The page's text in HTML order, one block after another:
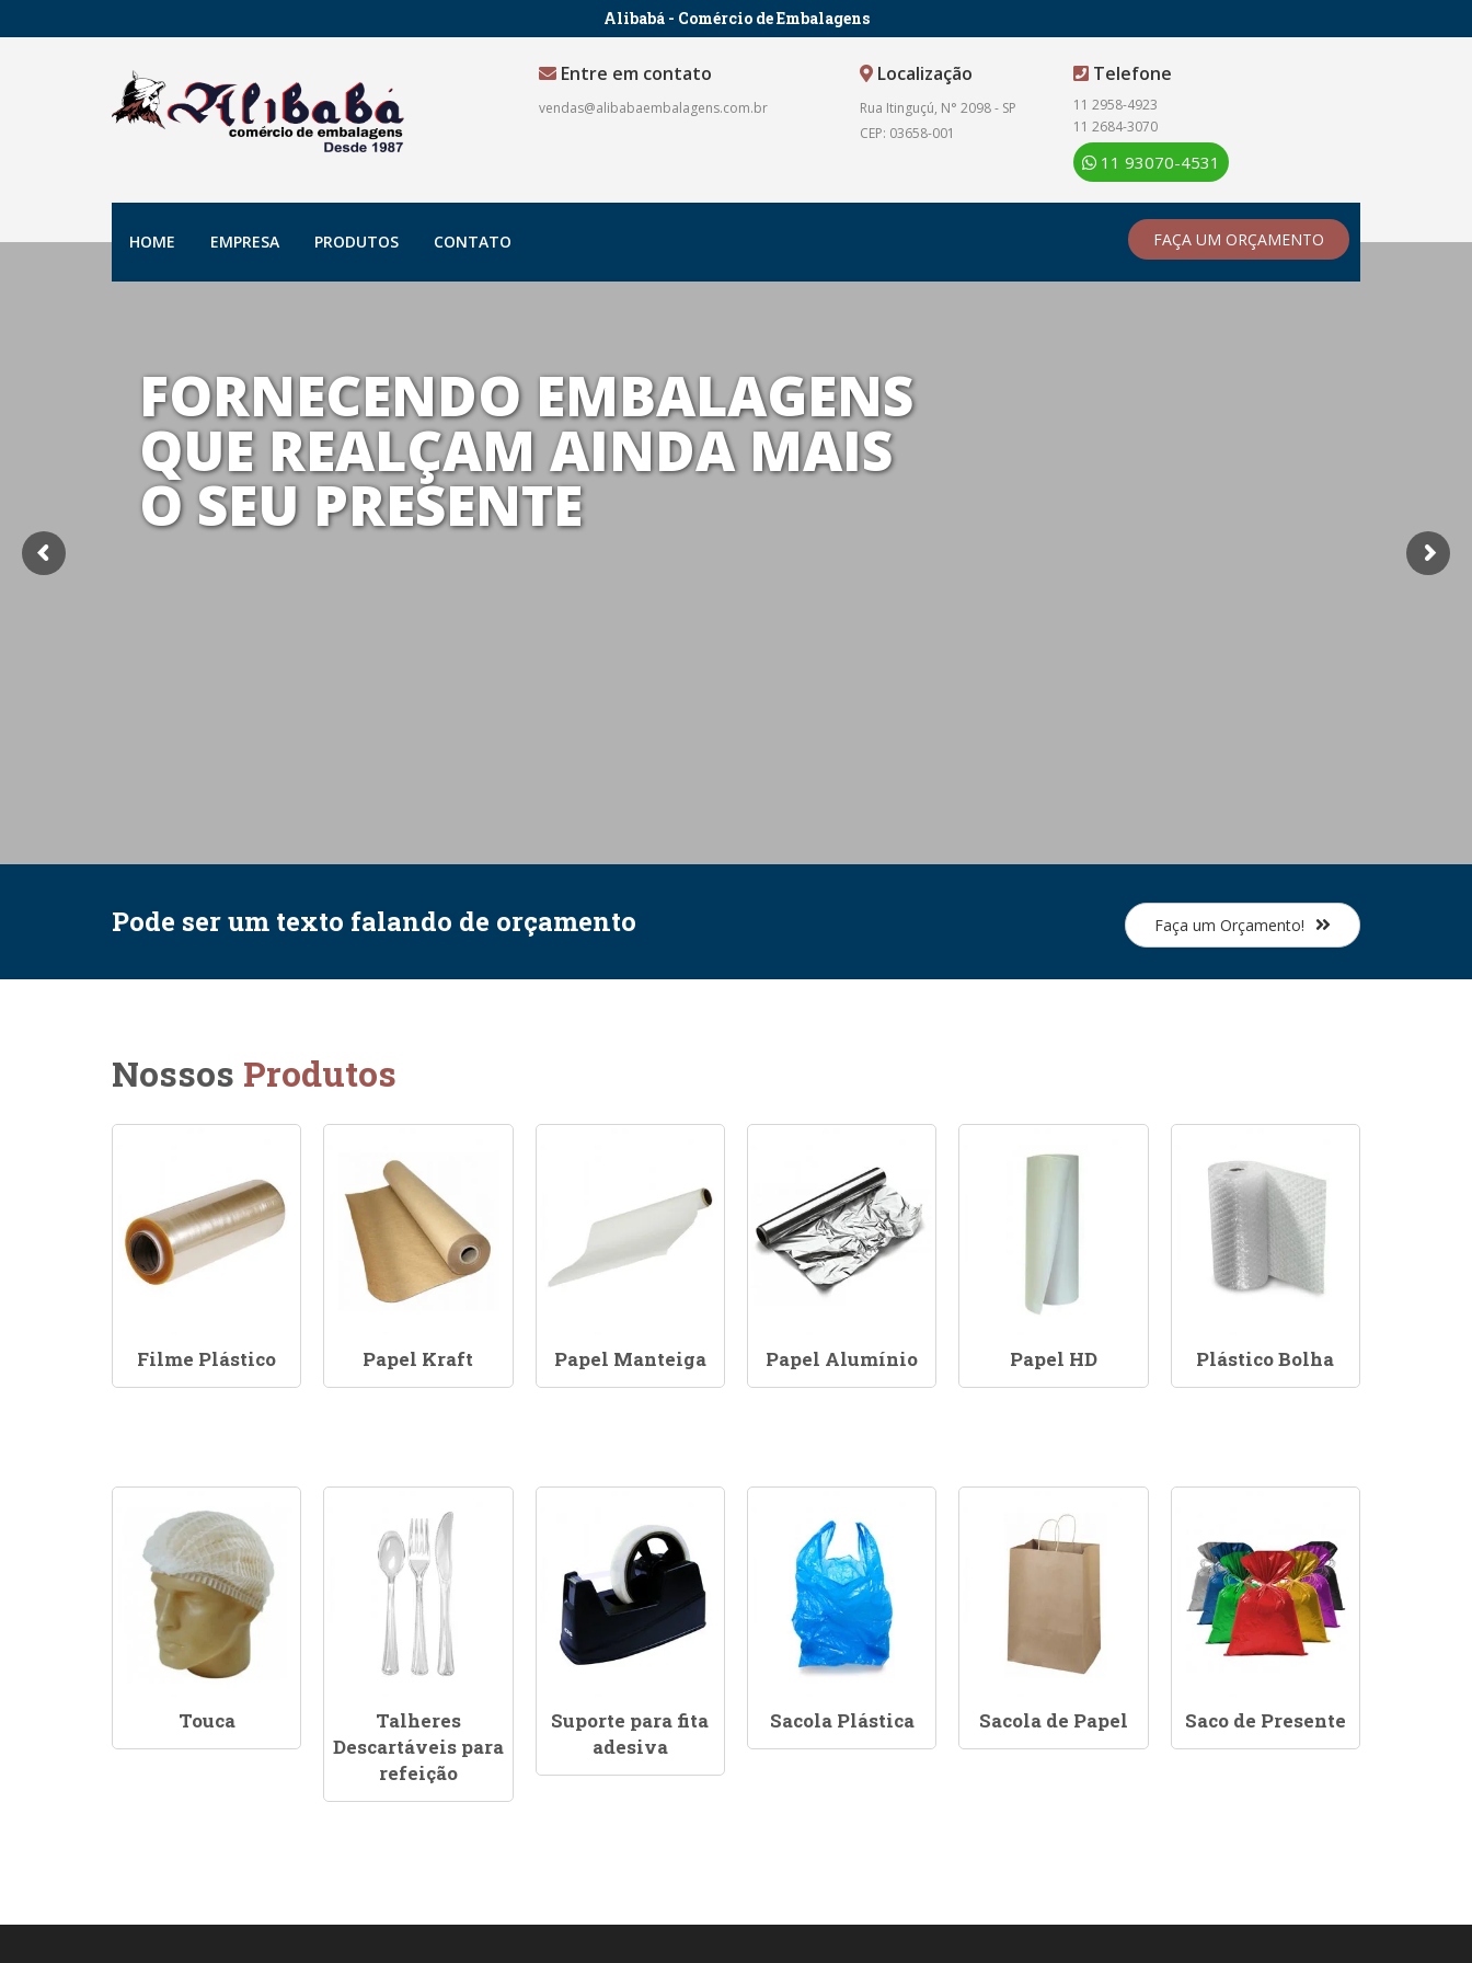
Alibabá - Comércio de Embalagens
Entre em contato
vendas@alibabaembalagens.com.br
Localização
Rua Itinguçú, N° 2098 - SP
CEP: 03658-001
Telefone
11 2958-4923
11 2684-3070
11 93070-4531
HOME EMPRESA PRODUTOS CONTATO FAÇA UM ORÇAMENTO
FORNECENDO EMBALAGENS
QUE REALÇAM AINDA MAIS
O SEU PRESENTE
Pode ser um texto falando de orçamento Faça um Orçamento!
Nossos Produtos
Filme Plástico Papel Kraft Papel Manteiga Papel Alumínio Papel HD Plástico Bolha
Touca
Talheres
Descartáveis para
refeição
Suporte para fita
adesiva
Sacola Plástica Sacola de Papel Saco de Presente